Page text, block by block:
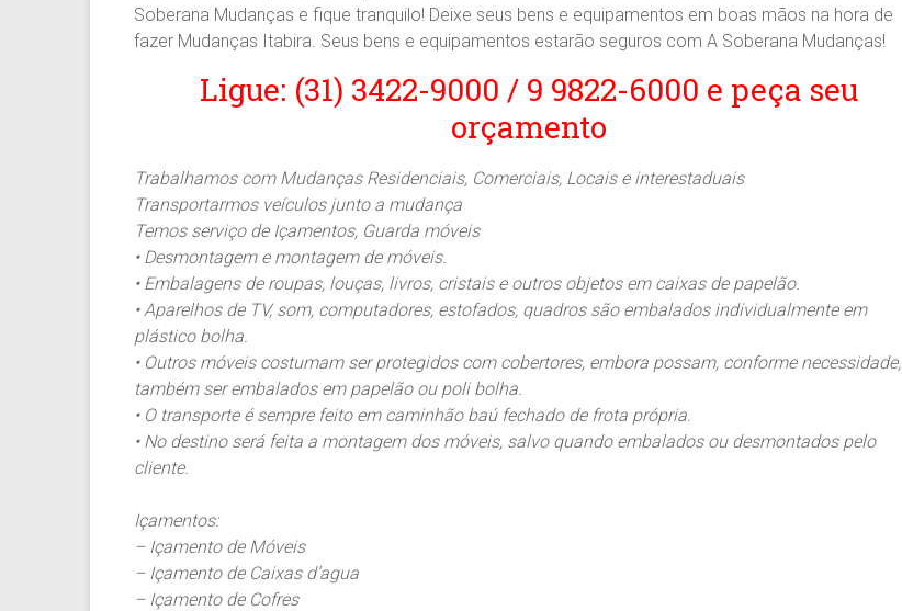
A
Soberana
Soberana Mudanças e fique tranquilo! Deixe seus bens e equipamentos em boas mãos na hora de
fazer Mudanças Itabira. Seus bens e equipamentos estarão seguros com A Soberana Mudanças!
Ligue: (31) 3422-9000 / 9 9822-6000 e peça seu
orçamento
Trabalhamos com Mudanças Residenciais, Comerciais, Locais e interestaduais
Transportarmos veículos junto a mudança
Temos serviço de Içamentos, Guarda móveis
• Desmontagem e montagem de móveis.
• Embalagens de roupas, louças, livros, cristais e outros objetos em caixas de papelão.
• Aparelhos de TV, som, computadores, estofados, quadros são embalados individualmente em
plástico bolha.
• Outros móveis costumam ser protegidos com cobertores, embora possam, conforme necessidade,
também ser embalados em papelão ou poli bolha.
• O transporte é sempre feito em caminhão baú fechado de frota própria.
• No destino será feita a montagem dos móveis, salvo quando embalados ou desmontados pelo
cliente.
Içamentos:
– Içamento de Móveis
– Içamento de Caixas d’agua
– Içamento de Cofres